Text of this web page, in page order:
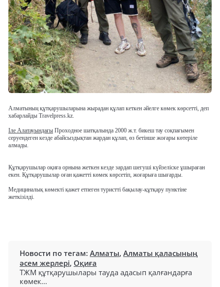
Алматының құтқарушыларына жырадан құлап кеткен әйелге көмек көрсетті, деп
хабарлайды Travelpress.kz.
Іле Алатауындағы Проходное шатқалында 2000 ж.т. бикеш тау соқпағымен
серуендеген кезде абайсыздықтан жардан құлап, өз бетінше жоғары көтеріле
алмады.
Құтқарушылар оқиға орнына жеткен кезде зардап шегуші күйзеліске ұшыраған
екен. Құтқарушылар оған қажетті көмек көрсетіп, жоғарыға шығарды.
Медициналық көмекті қажет етпеген туристті бақылау-құтқару пунктіне
жеткізілді.
Новости по тегам: Алматы, Алматы қаласының
әсем жерлері, Оқиға
ТЖМ құтқарушылары тауда адасып қалғандарға
көмек...